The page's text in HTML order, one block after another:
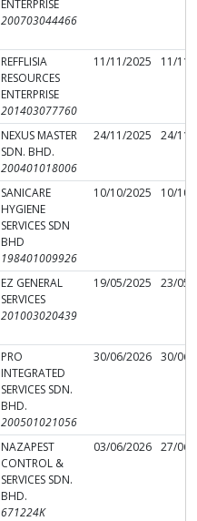
ENTERPRISE
200703044466
REFFLISIA
RESOURCES
ENTERPRISE
201403077760
11/11/2025 11/11/
NEXUS MASTER
SDN. BHD.
200401018006
24/11/2025 24/11/
SANICARE
HYGIENE
SERVICES SDN
BHD
198401009926
10/10/2025 10/10/
EZ GENERAL
SERVICES
201003020439
19/05/2025 23/05/
PRO
INTEGRATED
SERVICES SDN.
BHD.
200501021056
30/06/2026 30/06/
NAZAPEST
CONTROL &
SERVICES SDN.
BHD.
671224K
03/06/2026 27/06/